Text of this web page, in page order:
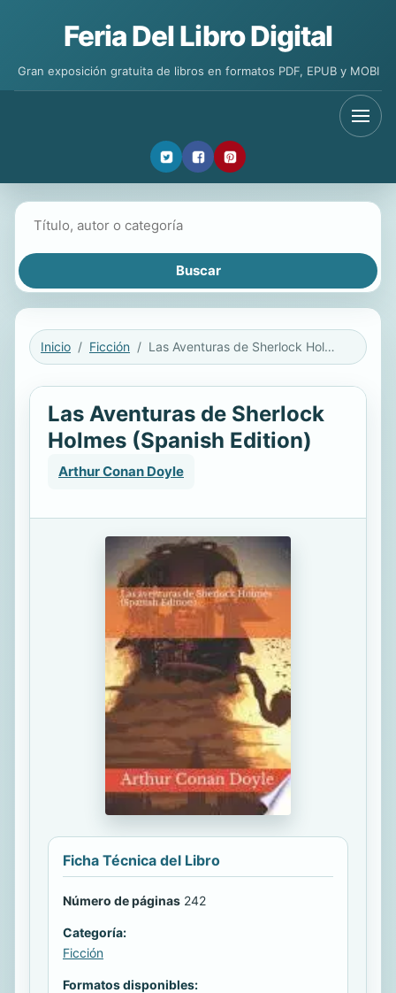
Feria Del Libro Digital
Gran exposición gratuita de libros en formatos PDF, EPUB y MOBI
Inicio Ficción Las Aventuras de Sherlock Holmes (Spanish Edition)
Las Aventuras de Sherlock
Holmes (Spanish Edition)
Arthur Conan Doyle
Ficha Técnica del Libro
Número de páginas 242
Categoría:
Ficción
Formatos disponibles: